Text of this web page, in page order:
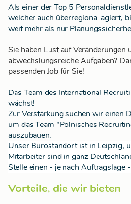
Als einer der Top 5
welcher auch überregional agiert,
weit mehr als nur
Sie haben Lust auf Veränderungen
abwechslungsreiche Aufgaben?
passenden Job für Sie!
Das Team des International
wächst!
Zur Verstärkung suchen wir einen
um das Team "Polnisches
auszubauen.
Unser Bürostandort ist in Leipzig,
Mitarbeiter sind in ganz
Stelle einen - je nach Auftragslage
Vorteile, die wir bieten